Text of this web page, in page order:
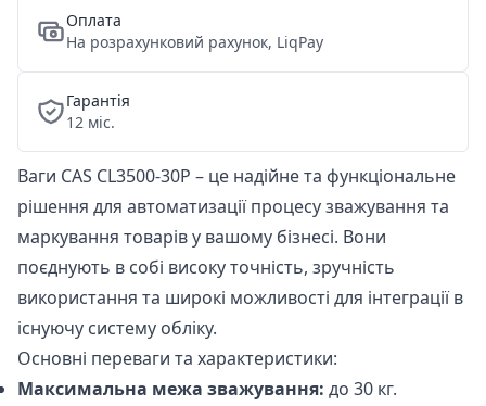
Оплата
На розрахунковий рахунок, LiqPay
Гарантія
12 міс.
Ваги CAS CL3500-30P – це надійне та функціональне
рішення для автоматизації процесу зважування та
маркування товарів у вашому бізнесі. Вони
поєднують в собі високу точність, зручність
використання та широкі можливості для інтеграції в
існуючу систему обліку.
Основні переваги та характеристики:
Максимальна межа зважування: до 30 кг.